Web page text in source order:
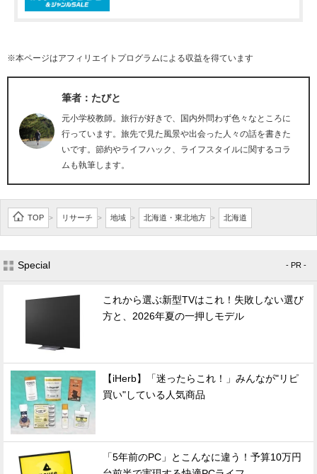
※本ページはアフィリエイトプログラムによる収益を得ています
筆者：たびと
元小学校教師。旅行が好きで、国内外問わず色々なところに
行っています。旅先で見た風景や出会った人々の話を書きた
いです。節約やライフハック、ライフスタイルに関するコラ
ムも執筆します。
TOP > リサーチ > 地域 > 北海道・東北地方 > 北海道
Special - PR -
これから選ぶ新型TVはこれ！失敗しない選び
方と、2026年夏の一押しモデル
【iHerb】「迷ったらこれ！」みんなが"リピ
買い"している人気商品
「5年前のPC」とこんなに違う！予算10万円